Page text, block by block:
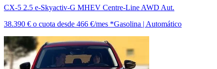
CX-5 2.5 e-Skyactiv-G MHEV Centre-Line AWD Aut.
38.390 € o cuota desde 466 €/mes *Gasolina | Automático